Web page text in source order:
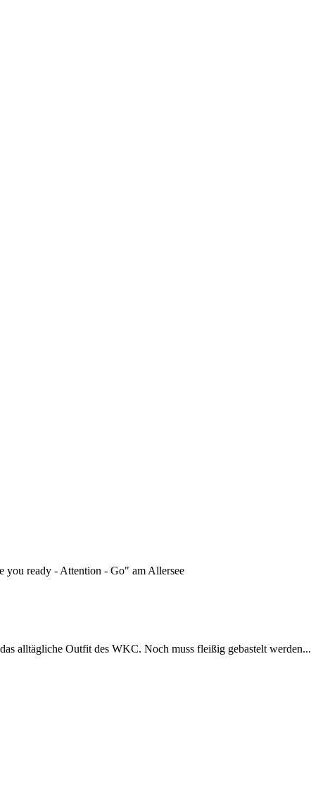
you ready - Attention - Go" am Allersee
alltägliche Outfit des WKC. Noch muss fleißig gebastelt werden...